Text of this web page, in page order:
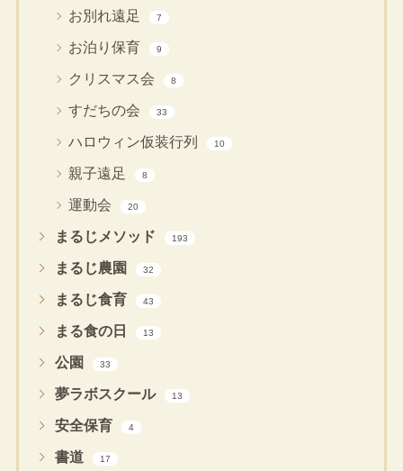
お別れ遠足 7
お泊り保育 9
クリスマス会 8
すだちの会 33
ハロウィン仮装行列 10
親子遠足 8
運動会 20
まるじメソッド 193
まるじ農園 32
まるじ食育 43
まる食の日 13
公園 33
夢ラボスクール 13
安全保育 4
書道 17